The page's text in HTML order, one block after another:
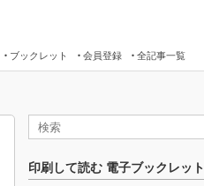
ブックレット 会員登録 全記事一覧
印刷して読む 電子ブックレット